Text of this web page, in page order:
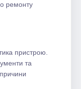
ремонту
пристрою.
та